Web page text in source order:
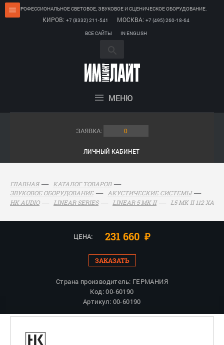
ПРОФЕССИОНАЛЬНОЕ СВЕТОВОЕ, ЗВУКОВОЕ И СЦЕНИЧЕСКОЕ ОБОРУДОВАНИЕ.
КИРОВ: +7 (8332) 211-541 МОСКВА: +7 (495) 260-18-64
ВСЕ САЙТЫ
IN ENGLISH
МЕНЮ
ЗАЯВКА: 0
ЛИЧНЫЙ КАБИНЕТ
ГЛАВНАЯ
КАТАЛОГ ТОВАРОВ
ЗВУКОВОЕ ОБОРУДОВАНИЕ
АКУСТИЧЕСКИЕ СИСТЕМЫ
HK AUDIO
LINEAR SERIES LINEAR 5 MK II L5 MK II 112 XA
ЦЕНА: 231 660 ₽
ЗАКАЗАТЬ
Страна производитель: ГЕРМАНИЯ
Код: 00-60190
Артикул: 00-60190